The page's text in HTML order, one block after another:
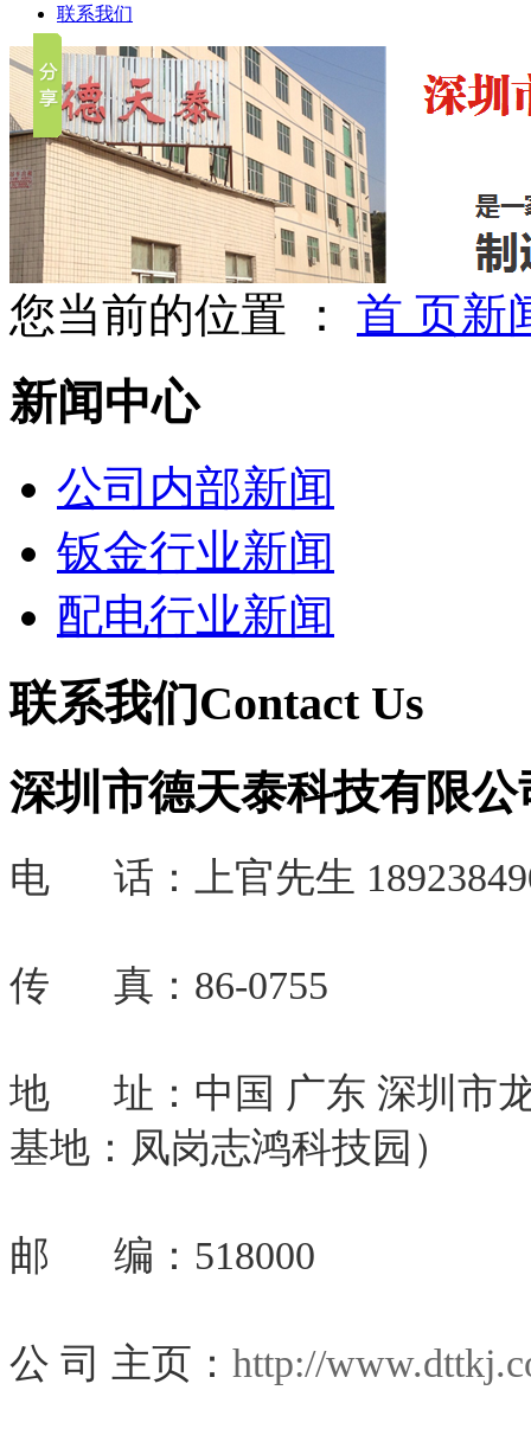
联系我们
您当前的位置 ： 首 页新
新闻中心
公司内部新闻
钣金行业新闻
配电行业新闻
联系我们 Contact Us
深圳市德天泰科技有限公
电 话： 上官先生
传 真：86-0755
地 址：中国 广东 深圳市
基地：凤岗志鸿科技园）
邮 编：518000
公 司 主页： http://